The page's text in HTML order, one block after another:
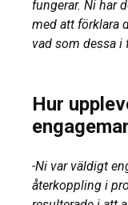
fungerar. Ni har
med att förklara
vad som dessa i
Hur
-Ni var väldigt
återkoppling i